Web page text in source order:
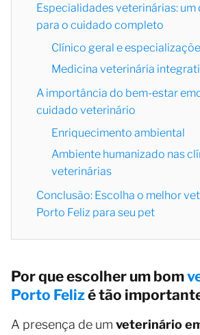
Especialidades veterinárias: um
para o cuidado completo
Clínico geral e
Medicina veterinária
A importância do bem-estar
cuidado veterinário
Enriquecimento ambiental
Ambiente humanizado nas
veterinárias
Conclusão: Escolha o melhor
Porto Feliz para seu pet
Por que escolher um bom
Porto Felizé tão
A presença de um veterinário